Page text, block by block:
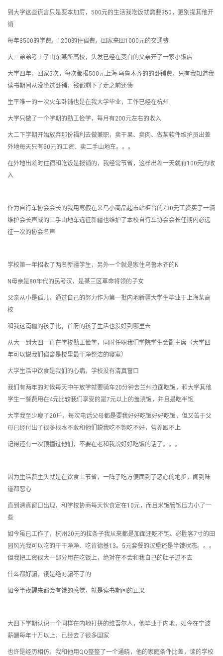
到大学这些谎言只是变本加厉，500元的生活我吃饭就需要350，更别提其他开
销
每年3500的学费，1200的住宿费，回家来回1000元的交通费
大二弟弟考上了山东某所高校，头发已经在变白的父亲开了一家小饭店
大学四年，回家5次，每次都报500元上海-乌鲁木齐的的卧铺费，只有我知道我
读书期间从没坐过卧铺，钱都剩下了走之前还债
生平唯一的一次火车卧铺也是在我大学毕业，工作已经在杭州
大学只做了一个学期的勤工俭学，每月有200元左右的收入
大二下学期开始放弃那份福利去做兼职，卖干果、卖肉、做某软件维护员出差
外地每天只有50元的工资、卖二手山地车。。。
在外地出差时住宿和吃饭是报销的，我经常节省，这样出差一天就有100元的收
入
作为自行车协会会长的我用寒假在义乌小商品超市站柜台的730元工资买了一辆
维护会长声威的二手山地车远征新疆也维护了本校自行车协会会长任期内必远
征一次的协会名声
学校第一年招收了两名新疆学生，另外一个就是家住乌鲁木齐的N
N母亲是80年代的民考汉，是某三区革命将领的子女
父亲从小是孤儿，通过自己的努力作为第一批内地新疆大学生毕业于上海某高
校
和我这南疆的孩子比，首府的孩子生活也没好到哪里去
从大一到大四一直在学校勤工俭学，同时任职我们学院学生会副主席（大学四
年可以説我们宿舍是楼里最干净整洁的寝室）
大学生活中饮食是我们的心病，学校没有清真窗口
我们有两年的时候每天中午放学就要骑车20分钟去兰州拉面吃饭，和大学其他
学生一餐费用在4元比较我们享受的是7元以上的盖浇饭，并且是吃半饱
大学我至少瘦了20斤，每次电话父母都是要我好好吃饭好好吃饭，但又苦于父
母已经付出了很多根本不敢和他们説我吃不饱吃不好，营养跟不上
记得还有一次顶撞过他们，不要在老和我説好好吃饭的话了。。。
因为生活费主头就是在饮食上节省，一阵子吃方便面到了恶心的地步，闻到味
道都恶心
直到清真窗口出现，和学校协商每天伙食定在10元，而且米饭管饱压力小了一
些
如今虽已工作了，杭州20元的拉条子我从来都是加面还吃不饱、必胜客7寸的田
园风光我可以吃的干干净净、吃肯德基13。5元套餐的汉堡还是半饿状态。。。
但我把工资很大一部分用在吃饭上，绝对在不会和我自己的肚子过不去
什么都好骗，饿是绝对骗不了的
如今半夜醒来都会有饿的感觉，就是读书期间的正果
大四下学期认识一个同样在内地打拼的维吾尔人，他毕业于内地，如今在宁波
薪酬每年十万以上，已经去了很多国家
也许是经历相仿，我和他用QQ整整了一个通晓，他的家庭条件比差，读的学校